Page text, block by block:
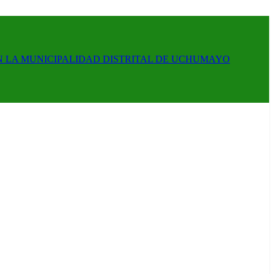
LA MUNICIPALIDAD DISTRITAL DE UCHUMAYO